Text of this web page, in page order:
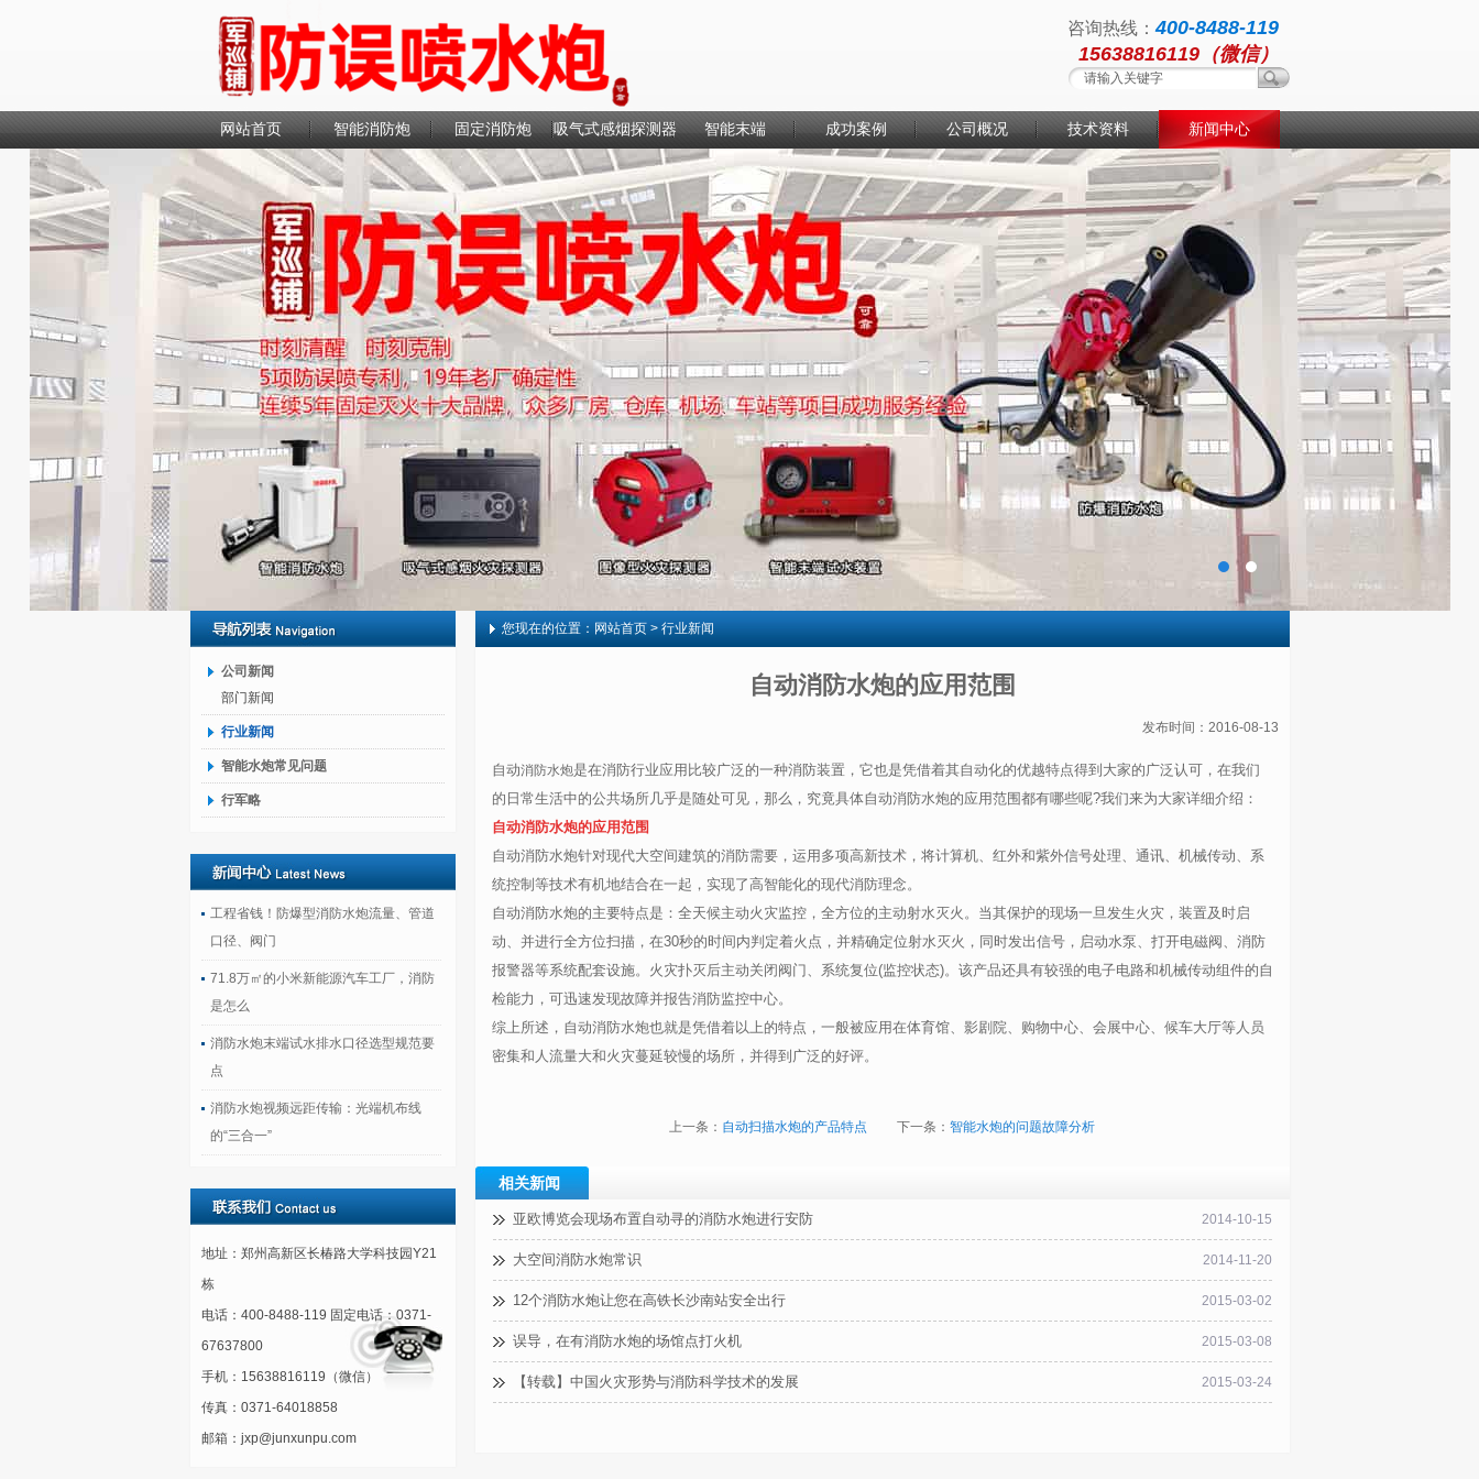
咨询热线：400-8488-119
15638816119（微信）
网站首页 智能消防炮 固定消防炮 吸气式感烟探测器 智能末端 成功案例 公司概况 技术资料 新闻中心
联系我们
公司新闻
部门新闻
行业新闻
智能水炮常见问题
行军略
工程省钱！防爆型消防水炮流量、管道
口径、阀门
71.8万㎡的小米新能源汽车工厂，消防
是怎么
消防水炮末端试水排水口径选型规范要
点
消防水炮视频远距传输：光端机布线
的“三合一”
地址：郑州高新区长椿路大学科技园Y21
栋
电话：400-8488-119 固定电话：0371-
67637800
手机：15638816119（微信）
传真：0371-64018858
邮箱：jxp@junxunpu.com
您现在的位置： 网站首页> 行业新闻
自动消防水炮的应用范围
发布时间：2016-08-13
自动消防水炮是在消防行业应用比较广泛的一种消防装置，它也是凭借着其自动化的优越特点得到大家的广泛认可，在我们
的日常生活中的公共场所几乎是随处可见，那么，究竟具体自动消防水炮的应用范围都有哪些呢?我们来为大家详细介绍：
自动消防水炮的应用范围
自动消防水炮针对现代大空间建筑的消防需要，运用多项高新技术，将计算机、红外和紫外信号处理、通讯、机械传动、系
统控制等技术有机地结合在一起，实现了高智能化的现代消防理念。
自动消防水炮的主要特点是：全天候主动火灾监控，全方位的主动射水灭火。当其保护的现场一旦发生火灾，装置及时启
动、并进行全方位扫描，在30秒的时间内判定着火点，并精确定位射水灭火，同时发出信号，启动水泵、打开电磁阀、消防
报警器等系统配套设施。火灾扑灭后主动关闭阀门、系统复位(监控状态)。该产品还具有较强的电子电路和机械传动组件的自
检能力，可迅速发现故障并报告消防监控中心。
综上所述，自动消防水炮也就是凭借着以上的特点，一般被应用在体育馆、影剧院、购物中心、会展中心、候车大厅等人员
密集和人流量大和火灾蔓延较慢的场所，并得到广泛的好评。
上一条： 自动扫描水炮的产品特点 下一条： 智能水炮的问题故障分析
相关新闻
2014-10-15
亚欧博览会现场布置自动寻的消防水炮进行安防
2014-11-20
大空间消防水炮常识
2015-03-02
12个消防水炮让您在高铁长沙南站安全出行
2015-03-08
误导，在有消防水炮的场馆点打火机
2015-03-24
【转载】中国火灾形势与消防科学技术的发展